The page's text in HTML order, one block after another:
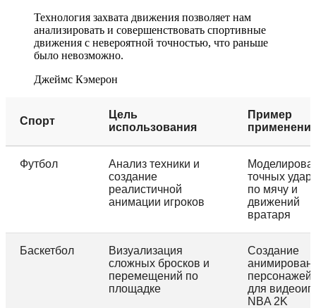
Технология захвата движения позволяет нам
анализировать и совершенствовать спортивные
движения с невероятной точностью, что раньше
было невозможно.
Джеймс Кэмерон
Спорт
Цель
использования
Пример
Футбол
Анализ техники и
создание
реалистичной
анимации игроков
точных
по мячу и
движений
вратаря
Баскетбол
Визуализация
сложных бросков и
перемещений по
площадке
Создание
персонажей
для
NBA 2K